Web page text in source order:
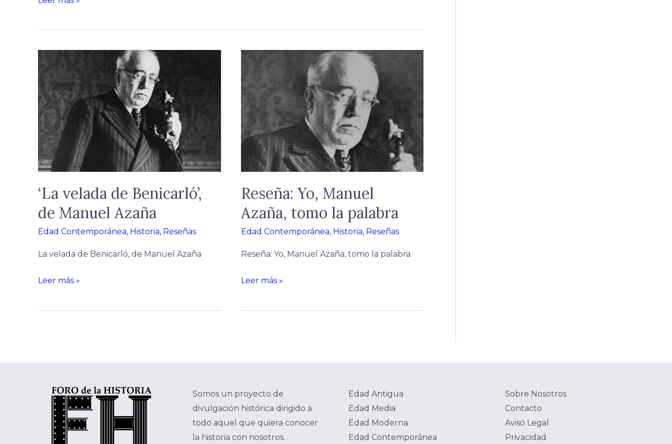
‘La velada de Benicarló’,
de Manuel Azaña
Edad Contemporánea, Historia, Reseñas
La velada de Benicarló, de Manuel Azaña
velada
Benicarló’,
de
Manuel
Azaña
Leer más »
Reseña: Yo, Manuel
Azaña, tomo la palabra
Edad Contemporánea, Historia, Reseñas
Reseña: Yo, Manuel Azaña, tomo la palabra
Reseña:
Manuel
tomo
la
palabra
Leer más »
Somos un proyecto de
divulgación histórica dirigido a
todo aquel que quiera conocer
la historia con nosotros.
Edad Antigua
Edad Media
Edad Moderna
Edad Contemporánea
Sobre Nosotros
Contacto
Aviso Legal
Privacidad